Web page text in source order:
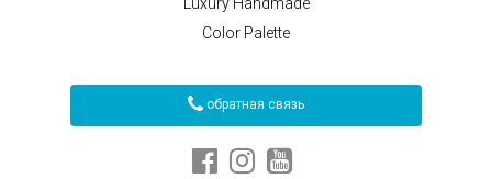
Color Palette
обратная связь